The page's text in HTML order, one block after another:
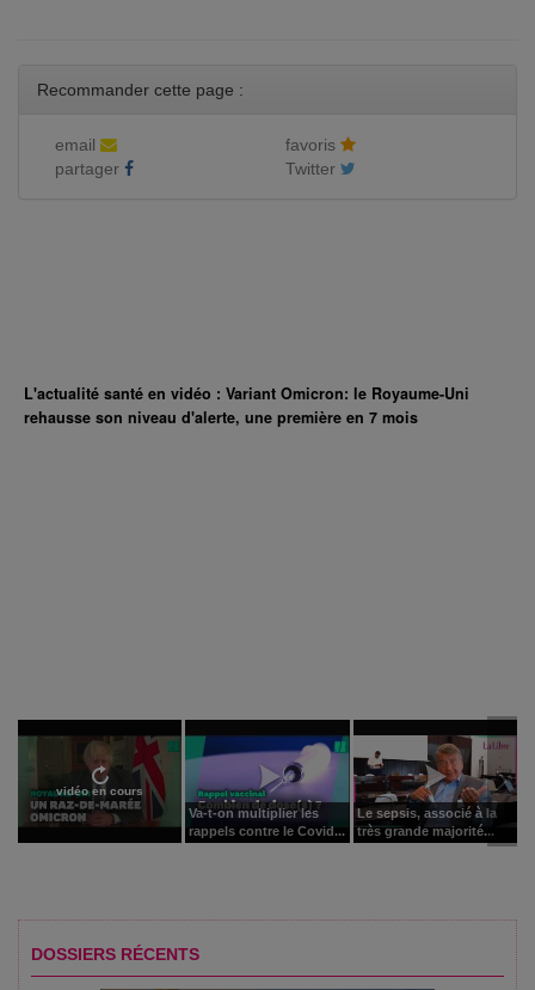
Recommander cette page :
email
favoris
partager
Twitter
L'actualité santé en vidéo : Variant Omicron: le Royaume-Uni
rehausse son niveau d'alerte, une première en 7 mois
vidéo en cours
Va-t-on multiplier les
rappels contre le Covid...
Le sepsis, associé à la
très grande majorité...
DOSSIERS RÉCENTS